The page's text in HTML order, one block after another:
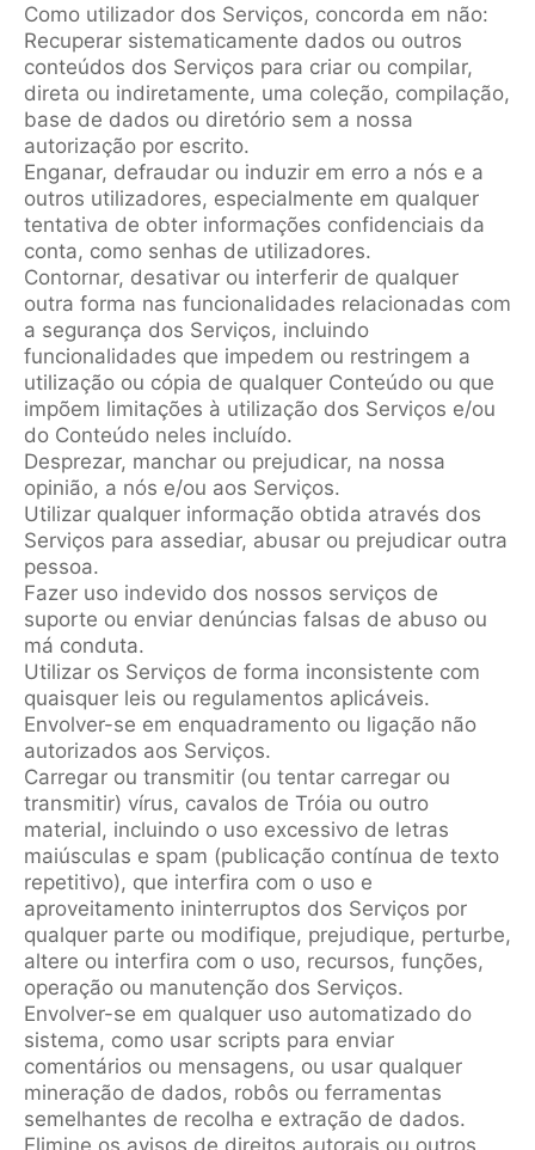
Como utilizador dos Serviços, concorda em não:
Recuperar sistematicamente dados ou outros
conteúdos dos Serviços para criar ou compilar,
direta ou indiretamente, uma coleção, compilação,
base de dados ou diretório sem a nossa
autorização por escrito.
Enganar, defraudar ou induzir em erro a nós e a
outros utilizadores, especialmente em qualquer
tentativa de obter informações confidenciais da
conta, como senhas de utilizadores.
Contornar, desativar ou interferir de qualquer
outra forma nas funcionalidades relacionadas com
a segurança dos Serviços, incluindo
funcionalidades que impedem ou restringem a
utilização ou cópia de qualquer Conteúdo ou que
impõem limitações à utilização dos Serviços e/ou
do Conteúdo neles incluído.
Desprezar, manchar ou prejudicar, na nossa
opinião, a nós e/ou aos Serviços.
Utilizar qualquer informação obtida através dos
Serviços para assediar, abusar ou prejudicar outra
pessoa.
Fazer uso indevido dos nossos serviços de
suporte ou enviar denúncias falsas de abuso ou
má conduta.
Utilizar os Serviços de forma inconsistente com
quaisquer leis ou regulamentos aplicáveis.
Envolver-se em enquadramento ou ligação não
autorizados aos Serviços.
Carregar ou transmitir (ou tentar carregar ou
transmitir) vírus, cavalos de Tróia ou outro
material, incluindo o uso excessivo de letras
maiúsculas e spam (publicação contínua de texto
repetitivo), que interfira com o uso e
aproveitamento ininterruptos dos Serviços por
qualquer parte ou modifique, prejudique, perturbe,
altere ou interfira com o uso, recursos, funções,
operação ou manutenção dos Serviços.
Envolver-se em qualquer uso automatizado do
sistema, como usar scripts para enviar
comentários ou mensagens, ou usar qualquer
mineração de dados, robôs ou ferramentas
semelhantes de recolha e extração de dados.
Elimine os avisos de direitos autorais ou outros